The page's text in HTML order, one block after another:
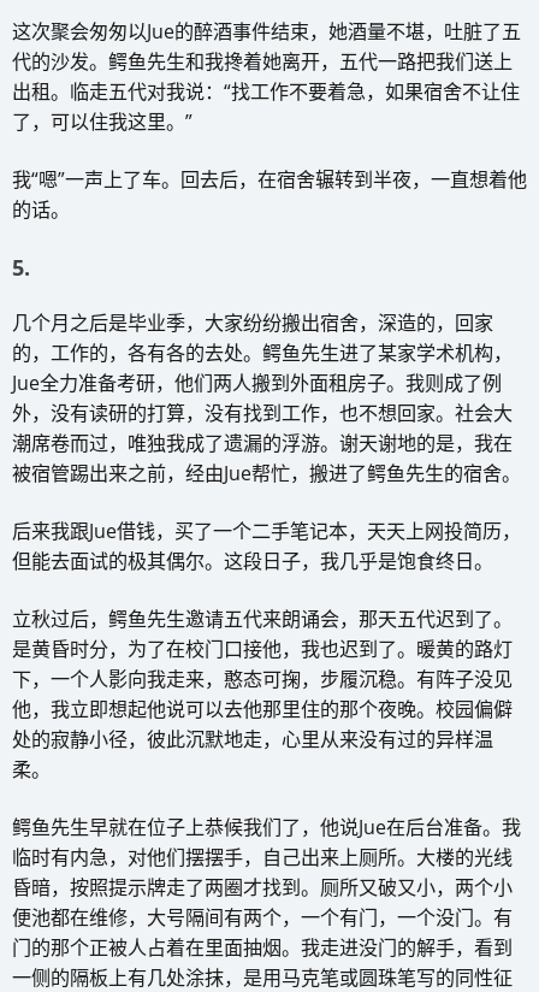
这次聚会匆匆以Jue的醉酒事件结束，她酒量不堪，吐脏了五
代的沙发。鳄鱼先生和我搀着她离开，五代一路把我们送上
出租。临走五代对我说：“找工作不要着急，如果宿舍不让住
了，可以住我这里。”
我“嗯”一声上了车。回去后，在宿舍辗转到半夜，一直想着他
的话。
5.
几个月之后是毕业季，大家纷纷搬出宿舍，深造的，回家
的，工作的，各有各的去处。鳄鱼先生进了某家学术机构，
Jue全力准备考研，他们两人搬到外面租房子。我则成了例
外，没有读研的打算，没有找到工作，也不想回家。社会大
潮席卷而过，唯独我成了遗漏的浮游。谢天谢地的是，我在
被宿管踢出来之前，经由Jue帮忙，搬进了鳄鱼先生的宿舍。
后来我跟Jue借钱，买了一个二手笔记本，天天上网投简历，
但能去面试的极其偶尔。这段日子，我几乎是饱食终日。
立秋过后，鳄鱼先生邀请五代来朗诵会，那天五代迟到了。
是黄昏时分，为了在校门口接他，我也迟到了。暖黄的路灯
下，一个人影向我走来，憨态可掬，步履沉稳。有阵子没见
他，我立即想起他说可以去他那里住的那个夜晚。校园偏僻
处的寂静小径，彼此沉默地走，心里从来没有过的异样温
柔。
鳄鱼先生早就在位子上恭候我们了，他说Jue在后台准备。我
临时有内急，对他们摆摆手，自己出来上厕所。大楼的光线
昏暗，按照提示牌走了两圈才找到。厕所又破又小，两个小
便池都在维修，大号隔间有两个，一个有门，一个没门。有
门的那个正被人占着在里面抽烟。我走进没门的解手，看到
一侧的隔板上有几处涂抹，是用马克笔或圆珠笔写的同性征